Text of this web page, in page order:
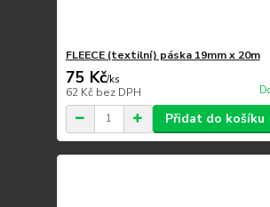
FLEECE (textilní) páska 19mm x 20m
75 Kč/ks
62 Kč bez DPH
Přidat do košíku